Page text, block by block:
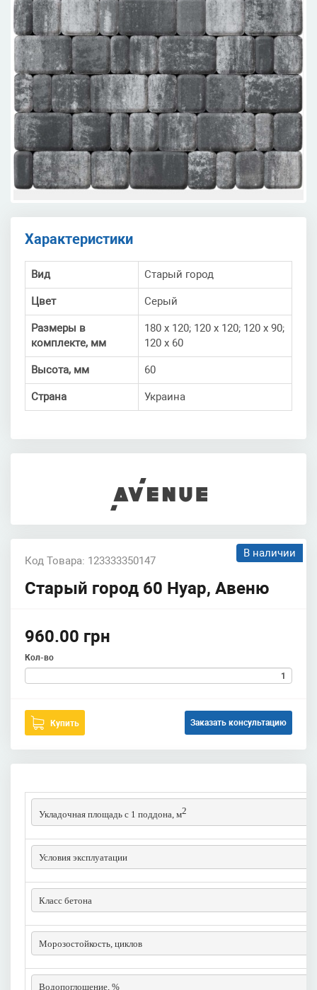
Характеристики
Вид Старый город
Цвет Серый
Размеры в
комплекте, мм
180 х 120; 120 х 120; 120 х 90;
120 х 60
Высота, мм 60
Страна Украина
Код Товара: 123333350147
В наличии
Старый город 60 Нуар, Авеню
960.00 грн
Кол-во
Купить Заказать консультацию
Укладочная площадь с 1 поддона, м2
Условия эксплуатации
Класс бетона
Морозостойкость, циклов
Водопоглощение, %